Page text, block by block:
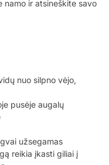
namo ir atsineškite savo
nuo silpno vėjo,
pusėje augalų
užsegamas
reikia įkasti giliai į